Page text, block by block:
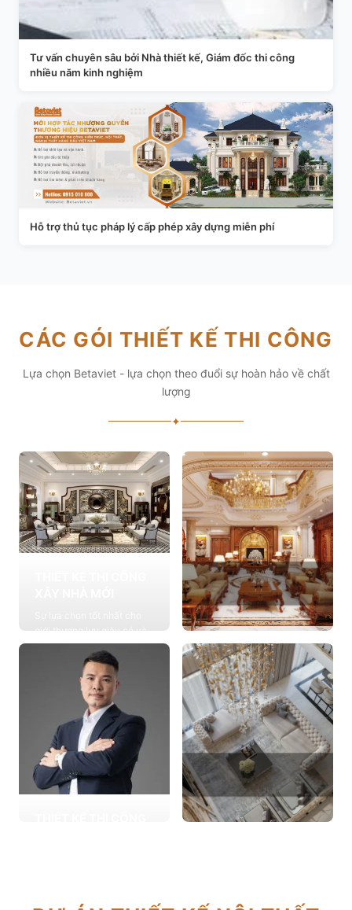
Tư vấn chuyên sâu bởi Nhà thiết kế, Giám đốc thi công
nhiều năm kinh nghiệm
Hỗ trợ thủ tục pháp lý cấp phép xây dựng miễn phí
CÁC GÓI THIẾT KẾ THI CÔNG
Lựa chọn Betaviet - lựa chọn theo đuổi sự hoàn hảo về chất
lượng
✦
giới thượng lưu giàu có và
đẳng cấp, cung cấp các
giải pháp thiết kế chuyên
Xem chi tiết
THIẾT KẾ THI CÔNG
NỘI THẤT
Cung cấp các giải pháp
theo phong cách sống với
thiết kế nội thất thông minh
mang tính thẩm mỹ cao
Xem chi tiết
lựa chọn từ các gia đình